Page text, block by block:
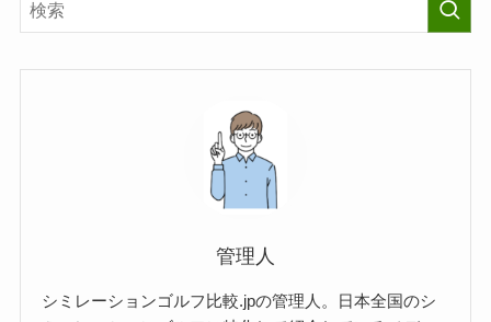
管理人
シミレーションゴルフ比較.jpの管理人。日本全国のシ